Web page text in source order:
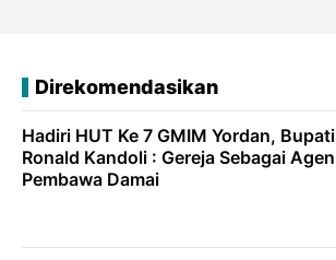
Direkomendasikan
Hadiri HUT Ke 7 GMIM Yordan, Bupati
Ronald Kandoli : Gereja Sebagai Agen
Pembawa Damai